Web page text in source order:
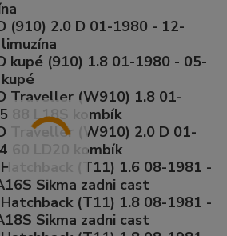
(910) 2.0 D 01-1980 - 12-
kupé (910) 1.8 01-1980 - 05-
Traveller (W910) 1.8 01-
88 L18S kombík
Traveller (W910) 2.0 D 01-
60 LD20 kombík
(T11) 1.6 08-1981 -
Sikma zadni cast
(T11) 1.8 08-1981 -
Sikma zadni cast